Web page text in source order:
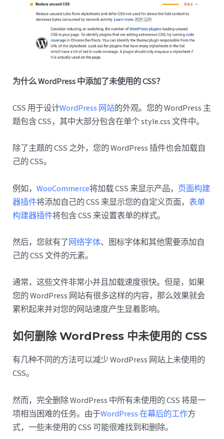
为什么 WordPress 中添加了未使用的 CSS？
CSS 用于设计WordPress 网站的外观。您的 WordPress 主
题包含 CSS，其中大部分包含在单个 style.css 文件中。
除了主题的 CSS 之外，您的 WordPress 插件也会加载自
己的 CSS。
例如，WooCommerce将加载 CSS 来显示产品， 页面构建
器插件将添加自己的 CSS 来显示您的自定义页面，表单
构建器插件将包含 CSS 来设置表单的样式。
然后，您就有了网络字体、图标字体和其他需要添加自
己的 CSS 文件的元素。
通常，这些文件非常小并且加载速度很快。但是，如果
您的 WordPress 网站有很多这样的内容，那么效果就会
累积起来并对您的网站速度产生显着影响。
如何删除 WordPress 中未使用的 CSS
有几种不同的方法可以减少 WordPress 网站上未使用的
CSS。
然而，完全删除 WordPress 中所有未使用的 CSS 将是一
项相当困难的任务。由于WordPress 在幕后的工作方
式，一些未使用的 CSS 可能很难找到和删除。